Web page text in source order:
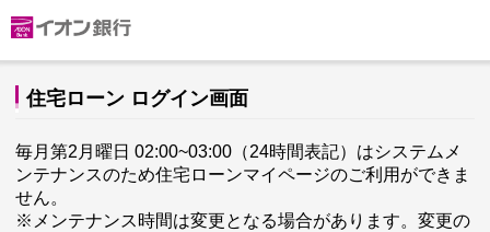
住宅ローン ログイン画面
毎月第2月曜日 02:00~03:00（24時間表記）はシステムメ
ンテナンスのため住宅ローンマイページのご利用ができま
せん。
※メンテナンス時間は変更となる場合があります。変更の